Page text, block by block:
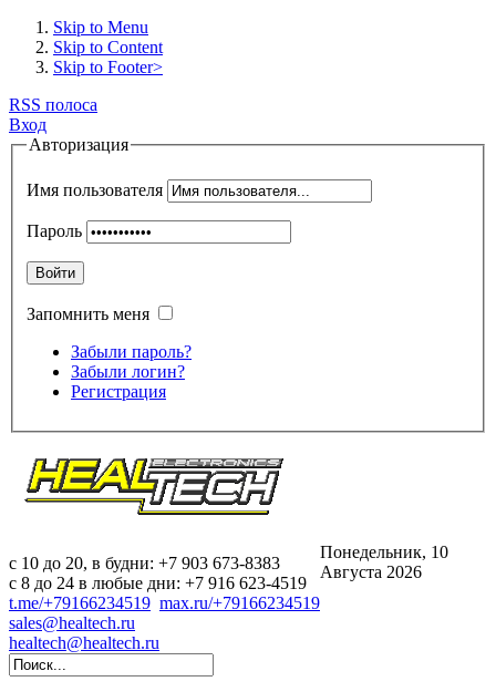
Skip to Menu
Skip to Content
Skip to Footer>
RSS полоса
Вход
Авторизация
Имя пользователя
Пароль
Войти
Запомнить меня
Забыли пароль?
Забыли логин?
Регистрация
c 10 до 20, в будни: +7 903 673-8383
с 8 до 24 в любые дни: +7 916 623-4519
t.me/+79166234519 max.ru/+79166234519
sales@healtech.ru
healtech@healtech.ru
Понедельник, 10
Августа 2026